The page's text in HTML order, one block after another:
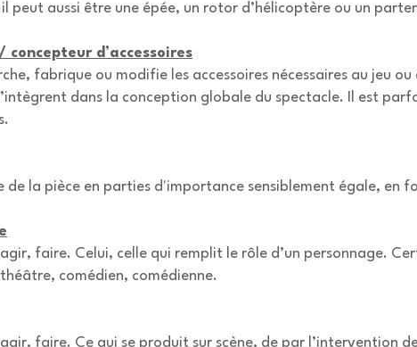
peut aussi être une épée, un rotor d’hélicoptère ou un
concepteur d’accessoires
fabrique ou modifie les accessoires nécessaires au jeu
dans la conception globale du spectacle. Il est
de la pièce en parties d'importance sensiblement égale, en
faire. Celui, celle qui remplit le rôle d’un personnage.
comédien, comédienne.
faire. Ce qui se produit sur scène, de par l’intervention